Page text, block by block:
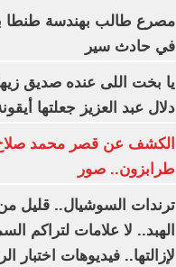
مصرع طالب بهندسة طنطا
في حادث سير
يا بخت اللى عنده صديق
دلال عبد العزيز جعلتها
الكشف عن قصر محمد
طرابزون.. صور
ترندات السوشيال.. قليل
الهبد.. لا علامات لتراكم
لإزالتها.. فيديوهات اختبار